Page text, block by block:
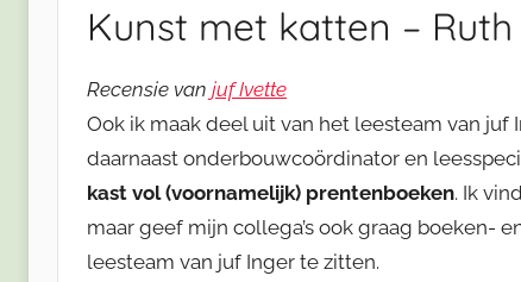
Kunst met katten –
Recensie van juf Ivette
Ook ik maak deel uit van het leesteam van
daarnaast onderbouwcoördinator en
kast vol (voornamelijk) prentenboeken. Ik
maar geef mijn collega’s ook graag boeken-
leesteam van juf Inger te zitten.